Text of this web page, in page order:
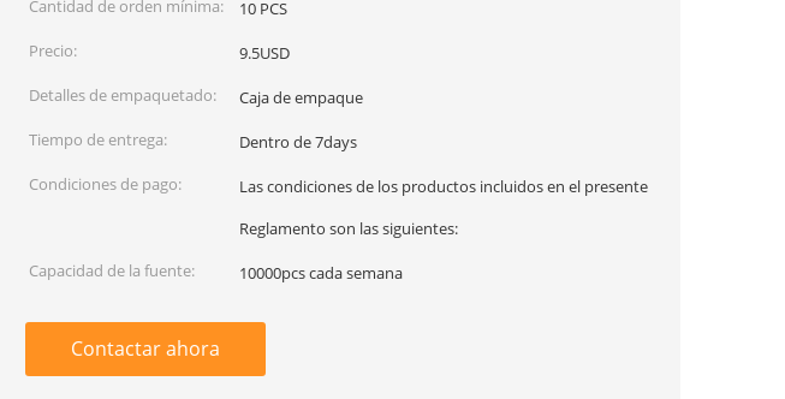
Cantidad de orden mínima:
10 PCS
Precio:
9.5USD
Detalles de empaquetado:
Caja de empaque
Tiempo de entrega:
Dentro de 7days
Condiciones de pago:
Las condiciones de los productos incluidos en el presente
Reglamento son las siguientes:
Capacidad de la fuente:
10000pcs cada semana
Contactar ahora